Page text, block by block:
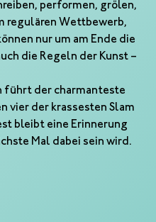
performen, grölen,
regulären Wettbewerb,
nur um am Ende die
die Regeln der Kunst –
führt der charmanteste
vier der krassesten Slam
bleibt eine Erinnerung
Mal dabei sein wird.